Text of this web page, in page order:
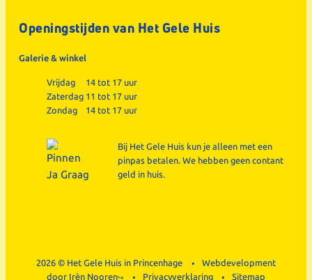
Openingstijden van Het Gele Huis
Galerie & winkel
Vrijdag
14 tot 17 uur
Zaterdag 11 tot 17 uur
Zondag
14 tot 17 uur
Bij Het Gele Huis kun je alleen met een
pinpas betalen. We hebben geen contant
geld in huis.
2026 © Het Gele Huis in Princenhage
Webdevelopment
door Irèn Nooren Privacyverklaring Sitemap